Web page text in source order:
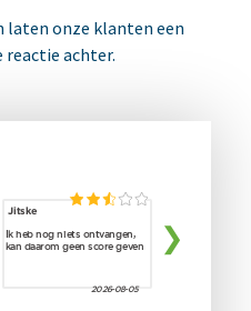
laten onze klanten een
achter.